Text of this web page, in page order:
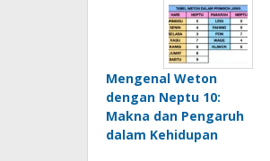
Mengenal Weton
dengan Neptu 10:
Makna dan Pengaruh
dalam Kehidupan